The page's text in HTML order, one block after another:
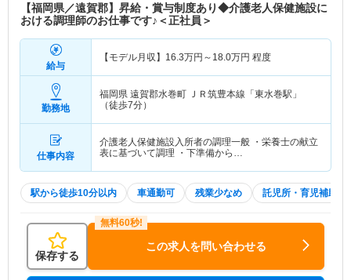
【福岡県／遠賀郡】昇給・賞与制度あり◆介護老人保健施設に
おける調理師のお仕事です♪＜正社員＞
給与
【モデル月収】 16.3万円～ 18.0万円 程度
勤務地
福岡県 遠賀郡水巻町 ＪＲ筑豊本線「東水巻駅」
（徒歩7分）
仕事内容
介護老人保健施設入所者の調理一般 ・栄養士の献立
表に基づいて調理 ・下準備から…
駅から徒歩10分以内 車通勤可 残業少なめ 託児所・育児補助
保存する
この求人を問い合わせる